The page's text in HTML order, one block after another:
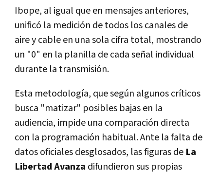
Ibope, al igual que en mensajes anteriores,
unificó la medición de todos los canales de
aire y cable en una sola cifra total, mostrando
un "0" en la planilla de cada señal individual
durante la transmisión.
Esta metodología, que según algunos críticos
busca "matizar" posibles bajas en la
audiencia, impide una comparación directa
con la programación habitual. Ante la falta de
datos oficiales desglosados, las figuras de La
Libertad Avanza difundieron sus propias